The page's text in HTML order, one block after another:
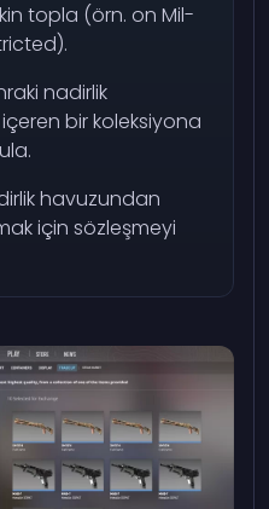
topla (örn. on Mil-
nadirlik
bir koleksiyona
havuzundan
için sözleşmeyi